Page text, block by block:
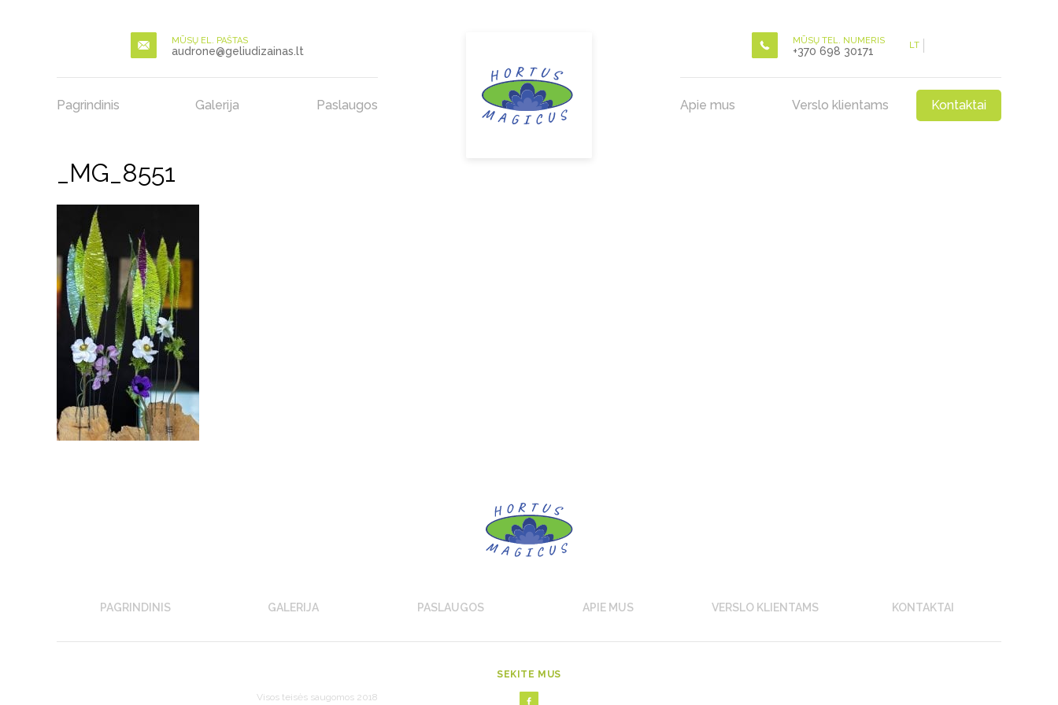
MŪSŲ EL. PAŠTAS
audrone@geliudizainas.lt
Pagrindinis Galerija Paslaugos
MŪSŲ TEL. NUMERIS
+370 698 30171 LT
Apie mus Verslo klientams Kontaktai
_MG_8551
PAGRINDINIS GALERIJA PASLAUGOS APIE MUS VERSLO KLIENTAMS KONTAKTAI
Visos teisės saugomos 2018
SEKITE MUS